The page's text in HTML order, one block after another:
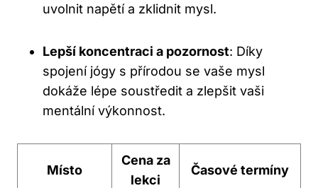
uvolnit napětí a zklidnit mysl.
Lepší koncentraci a pozornost: Díky
spojení jógy s přírodou se vaše mysl
dokáže lépe soustředit a zlepšit vaši
mentální výkonnost.
Místo
Cena za
lekci
Časové termíny